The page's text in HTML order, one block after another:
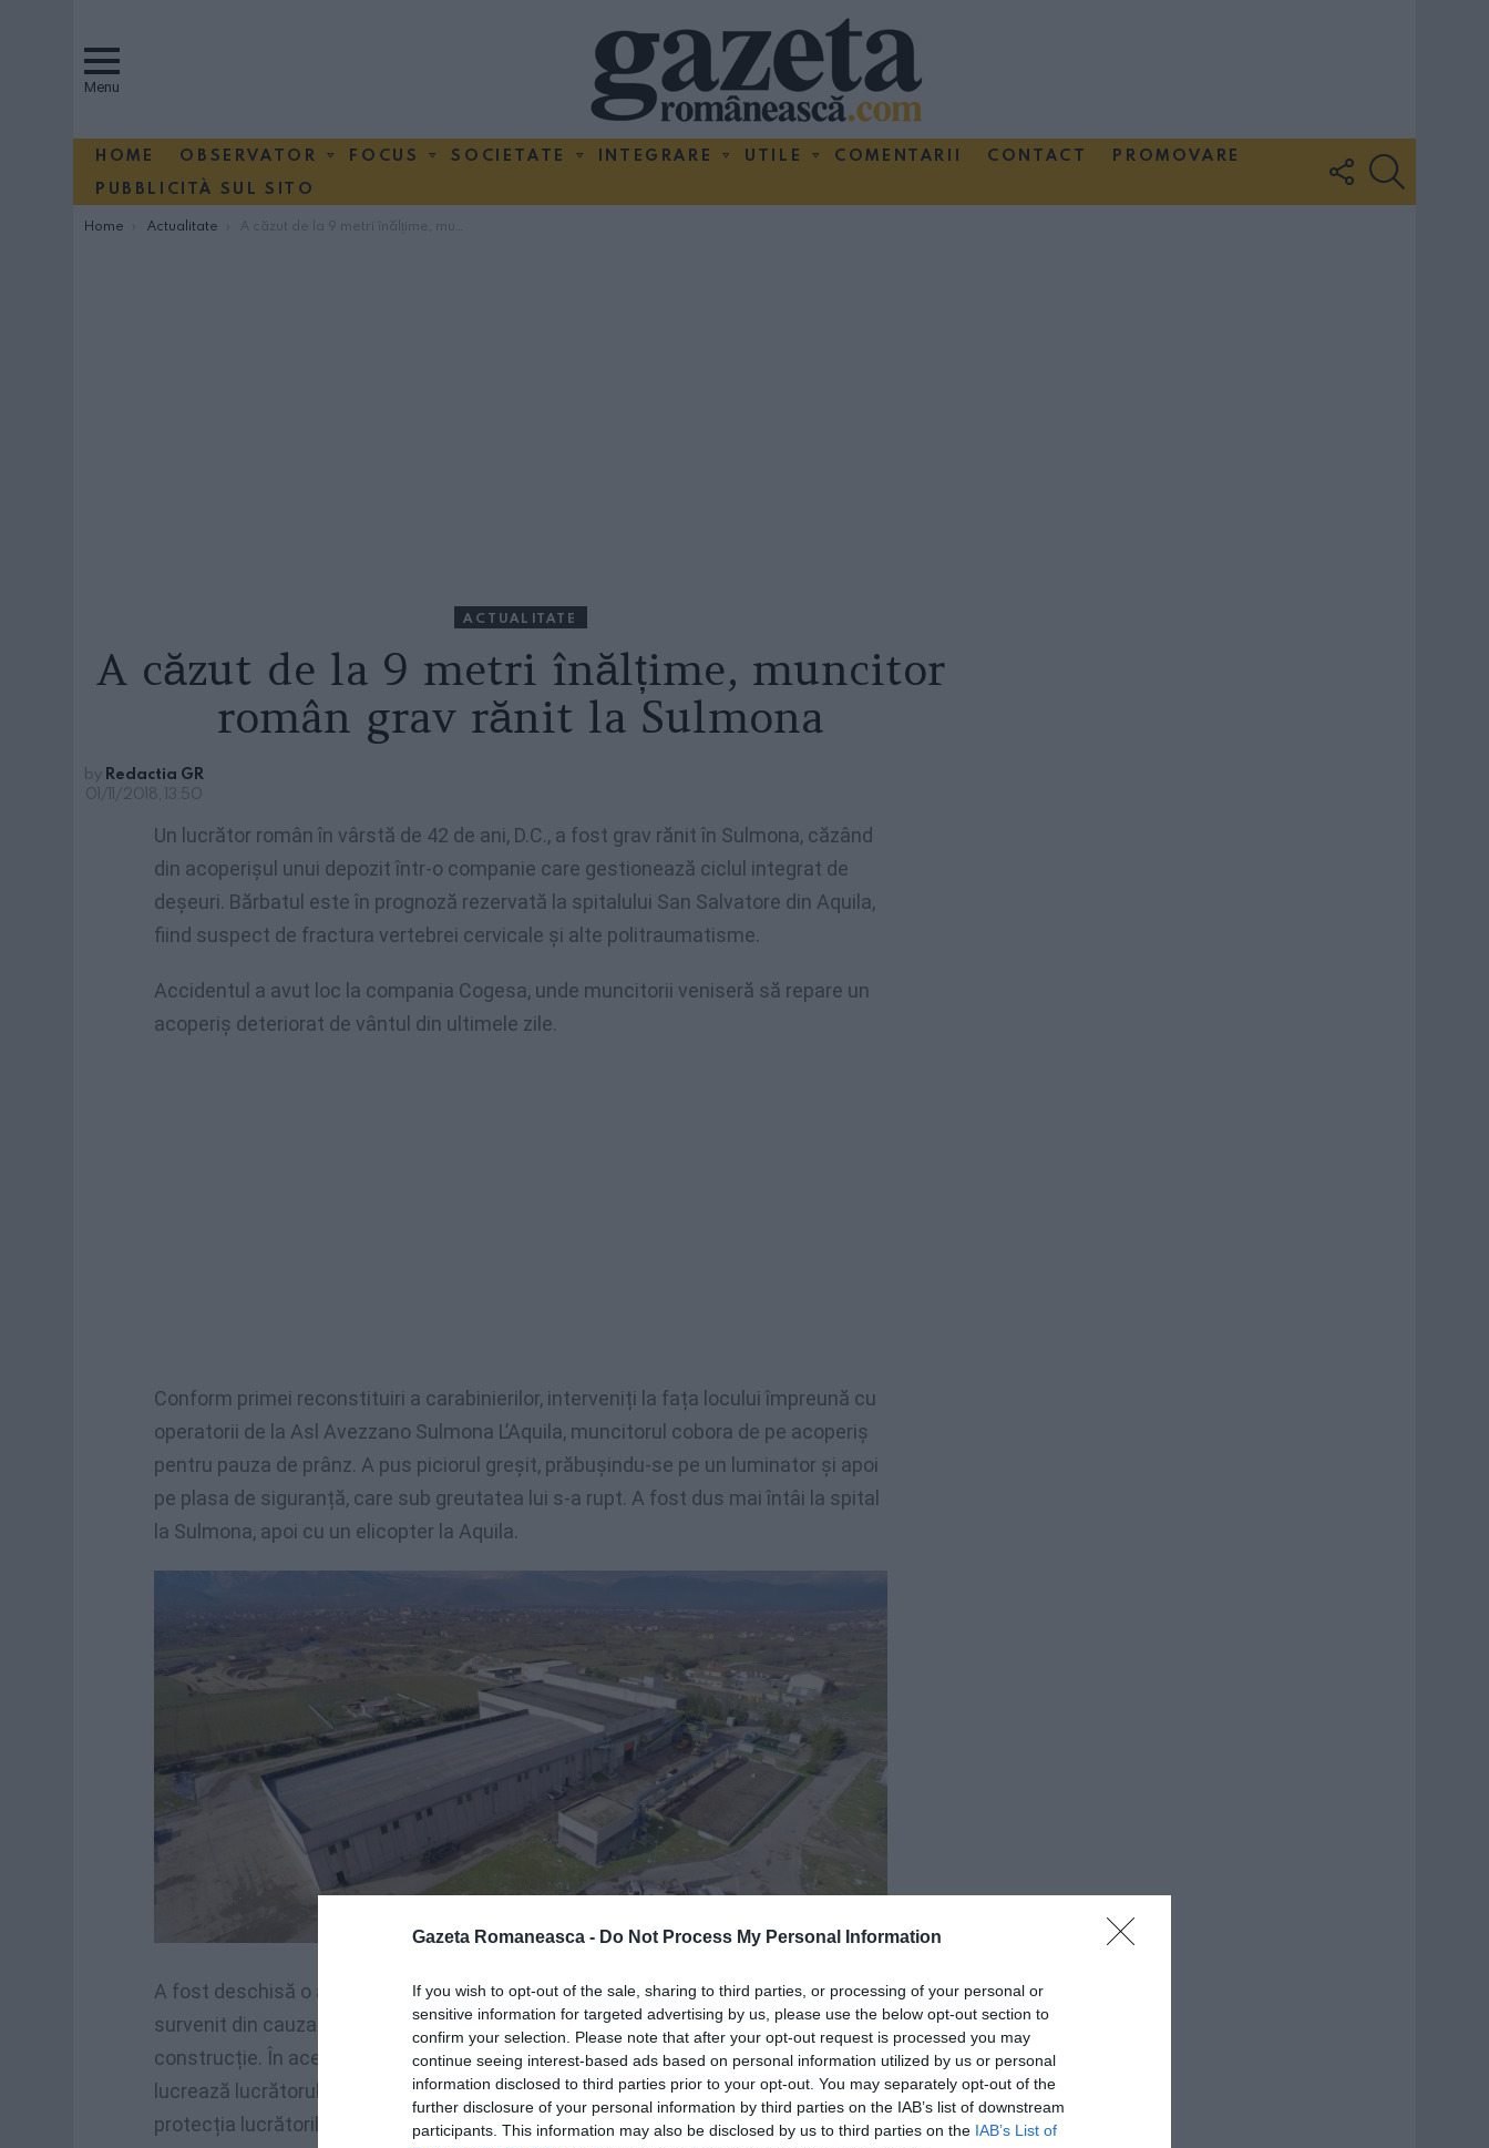
Gazeta Romaneasca - Do Not Process My Personal Information
If you wish to opt-out of the sale, sharing to third parties, or processing of your personal or
sensitive information for targeted advertising by us, please use the below opt-out section to
confirm your selection. Please note that after your opt-out request is processed you may
continue seeing interest-based ads based on personal information utilized by us or personal
information disclosed to third parties prior to your opt-out. You may separately opt-out of the
further disclosure of your personal information by third parties on the IAB’s list of downstream
participants. This information may also be disclosed by us to third parties on the IAB’s List of
Menu
HOME OBSERVATOR FOCUS SOCIETATE INTEGRARE UTILE COMENTARII CONTACT
PROMOVARE
PUBBLICITÀ SUL SITO
FOLLOW
US
You are here:
Home Actualitate A căzut de la 9 metri înălțime, muncitor român grav rănit la Sulmona
ACTUALITATE
A căzut de la 9 metri înălțime, muncitor
român grav rănit la Sulmona
by Redactia GR
01/11/2018, 13:50
Un lucrător român în vârstă de 42 de ani, D.C., a fost grav rănit în Sulmona, căzând
din acoperișul unui depozit într-o companie care gestionează ciclul integrat de
deșeuri. Bărbatul este în prognoză rezervată la spitalului San Salvatore din Aquila,
fiind suspect de fractura vertebrei cervicale și alte politraumatisme.
Accidentul a avut loc la compania Cogesa, unde muncitorii veniseră să repare un
acoperiș deteriorat de vântul din ultimele zile.
Conform primei reconstituiri a carabinierilor, interveniți la fața locului împreună cu
operatorii de la Asl Avezzano Sulmona L’Aquila, muncitorul cobora de pe acoperiș
pentru pauza de prânz. A pus piciorul greșit, prăbușindu-se pe un luminator și apoi
pe plasa de siguranță, care sub greutatea lui s-a rupt. A fost dus mai întâi la spital
la Sulmona, apoi cu un elicopter la Aquila.
A fost deschisă o anchetă pentru a se verifica dacă accidentul la locul de muncă a
survenit din cauza nerespectării normelor de siguranță pe șantierele de
construcție. În acest sens, compania de construcții din Sulmona, pentru care
lucrează lucrătorul român, a declarat că a respectat toate reglementările pentru
protecția lucrătorilor.